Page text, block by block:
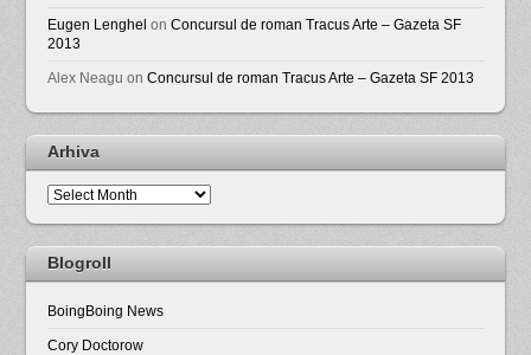
Eugen Lenghel onConcursul de roman Tracus Arte – Gazeta SF
2013
Alex Neagu onConcursul de roman Tracus Arte – Gazeta SF 2013
Arhiva
Arhiva
Blogroll
BoingBoing News
Cory Doctorow